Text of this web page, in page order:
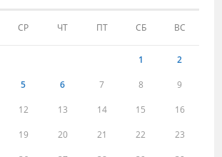
СР ЧТ ПТ СБ ВС
1 2
5 6 7 8 9
12 13 14 15 16
19 20 21 22 23